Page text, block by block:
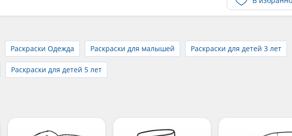
Раскраски Одежда Раскраски для малышей Раскраски для детей 3 лет
Раскраски для детей 5 лет